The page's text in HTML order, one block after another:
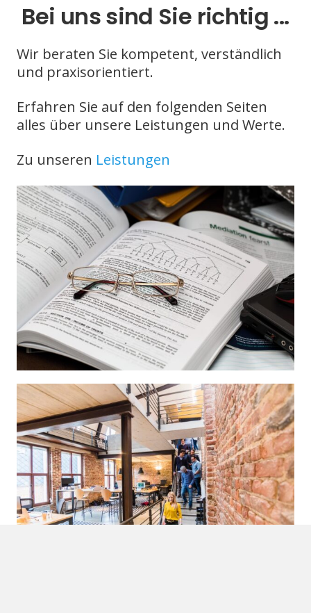
Bei uns sind Sie richtig ...
Wir beraten Sie kompetent, verständlich
und praxisorientiert.
Erfahren Sie auf den folgenden Seiten
alles über unsere Leistungen und Werte.
Zu unseren Leistungen